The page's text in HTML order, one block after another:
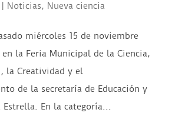
Noticias, Nueva ciencia
miércoles 15 de noviembre
la Feria Municipal de la Ciencia,
la Creatividad y el
de la secretaría de Educación y
Estrella. En la categoría...